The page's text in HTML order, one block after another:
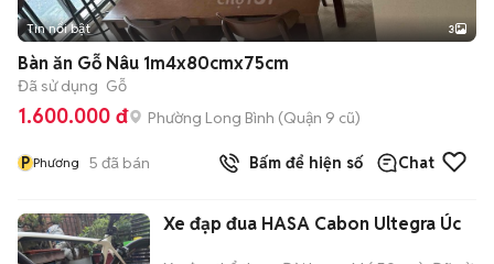
Tin nổi bật 3
Bàn ăn Gỗ Nâu 1m4x80cmx75cm
Đã sử dụng Gỗ
1.600.000 đ Phường Long Bình (Quận 9 cũ)
P Phương 5 đã bán Bấm để hiện số Chat
Xe đạp đua HASA Cabon Ultegra Úc